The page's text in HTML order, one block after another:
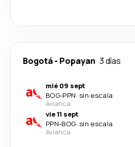
Bogotá- Popayan 3 días
mié 09 sept
BOG-PPN· sin escala
Avianca
vie 11 sept
PPN-BOG· sin escala
Avianca